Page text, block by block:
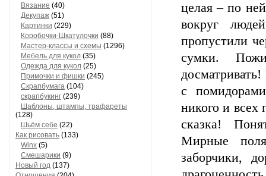
Вязaние (40)
Декупaж (51)
Кaртинки (229)
Коробочки-Шкатулочки (88)
Мастер-классы и схемы (1296)
Мебель для кукол (35)
Одеждa для кукол (25)
Примочки и фишки (245)
Скрaпбумaгa (104)
скрапбукинг (239)
Шaблоны, штaмпы, трaфaреты
(128)
Шьём себе (22)
Как рисовать (133)
Winx (5)
Смешарики (9)
Новый год (137)
целая – по
вокруг
пропустили
сумки.
с
никого и всех
сказка!
Мирные
заборчики,